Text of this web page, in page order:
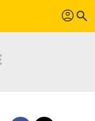
profil search